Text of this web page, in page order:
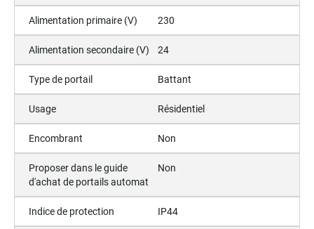
Alimentation primaire (V) 230
Alimentation secondaire (V) 24
Type de portail Battant
Usage Résidentiel
Encombrant Non
Proposer dans le guide
d'achat de portails automat
Non
Indice de protection IP44